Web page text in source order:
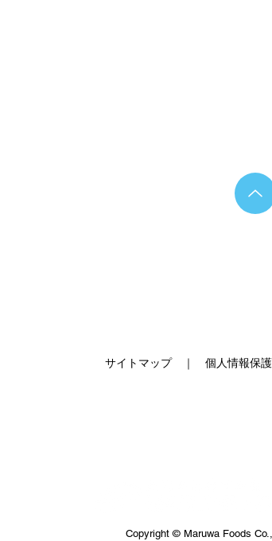
サイトマップ｜ 個人情報保
Copyright © Maruwa Foods